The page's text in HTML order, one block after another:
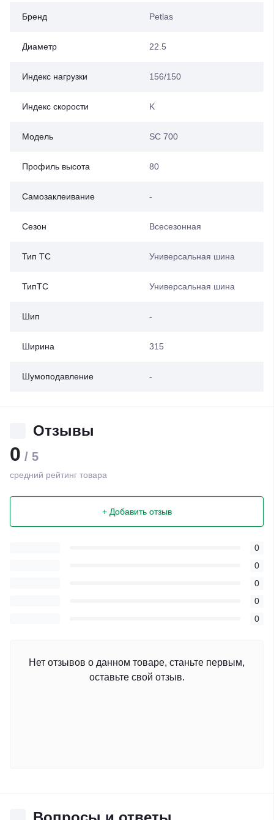
Бренд Petlas
Диаметр 22.5
Индекс нагрузки 156/150
Индекс скорости K
Модель SC 700
Профиль высота 80
Самозаклеивание -
Сезон Всесезонная
Тип ТС Универсальная шина
ТипТС Универсальная шина
Шип -
Ширина 315
Шумоподавление -
Отзывы
0 / 5
средний рейтинг товара
+ Добавить отзыв
0
0
0
0
0
Нет отзывов о данном товаре, станьте первым,
оставьте свой отзыв.